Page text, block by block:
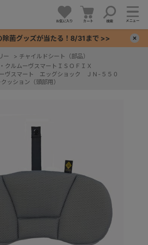
お気に入り カート 検索 メニュー
除菌グッズが当たる！8/31まで >>
ー > チャイルドシート（部品）
クルムーヴスマートＩＳＯＦＩＸ
ーヴスマート エッグショック ＪＮ-５５０
ッション（頭部用）